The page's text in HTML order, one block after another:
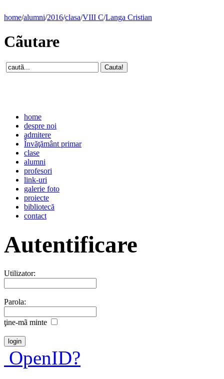
home/alumni/2016/clasa/VIII C/Langa Cristian
Cãutare
home
despre noi
admitere
Învăţământ primar
clase
alumni
profesori
link-uri
galerie foto
proiecte
bibliotecă
contact
Autentificare
Utilizator:
Parola:
ţine-mã minte
OpenID?